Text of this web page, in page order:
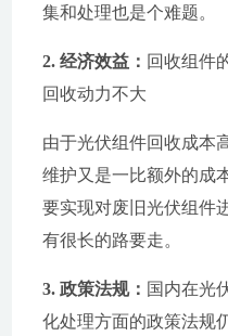
集和处理也是个难题。
2. 经济效益： 回收组件
回收动力不大
由于光伏组件回收成本
维护又是一比额外的成
要实现对废旧光伏组件
有很长的路要走。
3. 政策法规： 国内在光
化处理方面的政策法规